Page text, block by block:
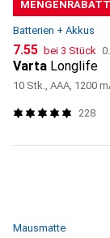
MENGENRABATT
Batterien + Akkus
CHF
7.55 bei 3 Stück
Varta Longlife
10 Stk., AAA, 1200
228
Mausmatte